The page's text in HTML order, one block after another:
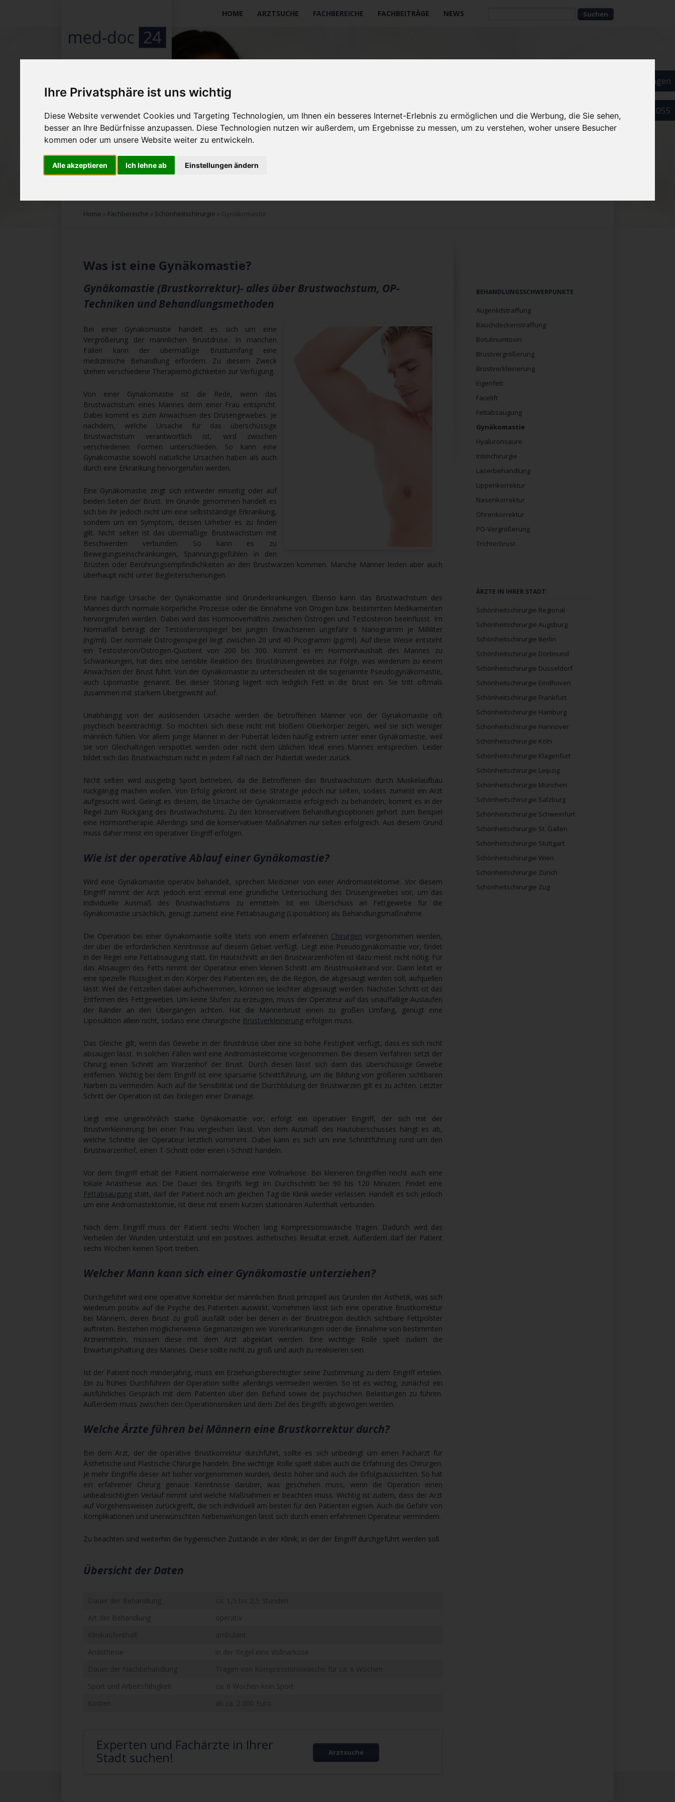
Ihre Privatsphäre ist uns wichtig
Diese Website verwendet Cookies und Targeting Technologien, um Ihnen ein besseres Internet-Erlebnis zu ermöglichen und die Werbung, die Sie sehen,
besser an Ihre Bedürfnisse anzupassen. Diese Technologien nutzen wir außerdem, um Ergebnisse zu messen, um zu verstehen, woher unsere Besucher
kommen oder um unsere Website weiter zu entwickeln.
Alle akzeptieren Ich lehne ab Einstellungen ändern
überspringen
HOME ARZTSUCHE FACHBEREICHE FACHBEITRÄGE NEWS
Home Fachbereiche Schönheitschirurgie Gynäkomastie
Was ist eine Gynäkomastie?
Gynäkomastie (Brustkorrektur)- alles über Brustwachstum, OP-
Techniken und Behandlungsmethoden
Bei einer Gynäkomastie handelt es sich um eine
Vergrößerung der männlichen Brustdrüse. In manchen
Fällen kann der übermäßige Brustumfang eine
medizinische Behandlung erfordern. Zu diesem Zweck
stehen verschiedene Therapiemöglichkeiten zur Verfügung.
Von einer Gynäkomastie ist die Rede, wenn das
Brustwachstum eines Mannes dem einer Frau entspricht.
Dabei kommt es zum Anwachsen des Drüsengewebes. Je
nachdem, welche Ursache für das überschüssige
Brustwachstum verantwortlich ist, wird zwischen
verschiedenen Formen unterschieden. So kann eine
Gynäkomastie sowohl natürliche Ursachen haben als auch
durch eine Erkrankung hervorgerufen werden.
Eine Gynäkomastie zeigt sich entweder einseitig oder auf
beiden Seiten der Brust. Im Grunde genommen handelt es
sich bei ihr jedoch nicht um eine selbstständige Erkrankung,
sondern um ein Symptom, dessen Urheber es zu finden
gilt. Nicht selten ist das übermäßige Brustwachstum mit
Beschwerden verbunden. So kann es zu
Bewegungseinschränkungen, Spannungsgefühlen in den
Brüsten oder Berührungsempfindlichkeiten an den Brustwarzen kommen. Manche Männer leiden aber auch
überhaupt nicht unter Begleiterscheinungen.
Eine häufige Ursache der Gynäkomastie sind Grunderkrankungen. Ebenso kann das Brustwachstum des
Mannes durch normale körperliche Prozesse oder die Einnahme von Drogen bzw. bestimmten Medikamenten
hervorgerufen werden. Dabei wird das Hormonverhältnis zwischen Östrogen und Testosteron beeinflusst. Im
Normalfall beträgt der Testosteronspiegel bei jungen Erwachsenen ungefähr 6 Nanogramm je Milliliter
(ng/ml). Der normale Östrogenspiegel liegt zwischen 20 und 40 Picogramm (pg/ml). Auf diese Weise entsteht
ein Testosteron/Östrogen-Quotient von 200 bis 300. Kommt es im Hormonhaushalt des Mannes zu
Schwankungen, hat dies eine sensible Reaktion des Brustdrüsengewebes zur Folge, was wiederum zu einem
Anwachsen der Brust führt. Von der Gynäkomastie zu unterscheiden ist die sogenannte Pseudogynäkomastie,
auch Lipomastie genannt. Bei dieser Störung lagert sich lediglich Fett in die Brust ein. Sie tritt oftmals
zusammen mit starkem Übergewicht auf.
Unabhängig von der auslösenden Ursache werden die betroffenen Männer von der Gynäkomastie oft
psychisch beeinträchtigt. So möchten sich diese nicht mit bloßem Oberkörper zeigen, weil sie sich weniger
männlich fühlen. Vor allem junge Männer in der Pubertät leiden häufig extrem unter einer Gynäkomastie, weil
sie von Gleichaltrigen verspottet werden oder nicht dem üblichen Ideal eines Mannes entsprechen. Leider
bildet sich das Brustwachstum nicht in jedem Fall nach der Pubertät wieder zurück.
Nicht selten wird ausgiebig Sport betrieben, da die Betroffenen das Brustwachstum durch Muskelaufbau
rückgängig machen wollen. Von Erfolg gekrönt ist diese Strategie jedoch nur selten, sodass zumeist ein Arzt
aufgesucht wird. Gelingt es diesem, die Ursache der Gynäkomastie erfolgreich zu behandeln, kommt es in der
Regel zum Rückgang des Brustwachstums. Zu den konservativen Behandlungsoptionen gehört zum Beispiel
eine Hormontherapie. Allerdings sind die konservativen Maßnahmen nur selten erfolgreich. Aus diesem Grund
muss daher meist ein operativer Eingriff erfolgen.
Wie ist der operative Ablauf einer Gynäkomastie?
Wird eine Gynäkomastie operativ behandelt, sprechen Mediziner von einer Andromastektomie. Vor diesem
Eingriff nimmt der Arzt jedoch erst einmal eine gründliche Untersuchung des Drüsengewebes vor, um das
individuelle Ausmaß des Brustwachstums zu ermitteln. Ist ein Überschuss an Fettgewebe für die
Gynäkomastie ursächlich, genügt zumeist eine Fettabsaugung (Liposuktion) als Behandlungsmaßnahme.
Die Operation bei einer Gynäkomastie sollte stets von einem erfahrenen Chirurgen vorgenommen werden,
der über die erforderlichen Kenntnisse auf diesem Gebiet verfügt. Liegt eine Pseudogynäkomastie vor, findet
in der Regel eine Fettabsaugung statt. Ein Hautschnitt an den Brustwarzenhöfen ist dazu meist nicht nötig. Für
das Absaugen des Fetts nimmt der Operateur einen kleinen Schnitt am Brustmuskelrand vor. Dann leitet er
eine spezielle Flüssigkeit in den Körper des Patienten ein, die die Region, die abgesaugt werden soll, aufquellen
lässt. Weil die Fettzellen dabei aufschwemmen, können sie leichter abgesaugt werden. Nächster Schritt ist das
Entfernen des Fettgewebes. Um keine Stufen zu erzeugen, muss der Operateur auf das unauffällige Auslaufen
der Ränder an den Übergängen achten. Hat die Männerbrust einen zu großen Umfang, genügt eine
Liposuktion allein nicht, sodass eine chirurgische Brustverkleinerung erfolgen muss.
Das Gleiche gilt, wenn das Gewebe in der Brustdrüse über eine so hohe Festigkeit verfügt, dass es sich nicht
absaugen lässt. In solchen Fällen wird eine Andromastektomie vorgenommen. Bei diesem Verfahren setzt der
Chirurg einen Schnitt am Warzenhof der Brust. Durch diesen lässt sich dann das überschüssige Gewebe
entfernen. Wichtig bei dem Eingriff ist eine sparsame Schnittführung, um die Bildung von größeren sichtbaren
Narben zu vermeiden. Auch auf die Sensibilität und die Durchblutung der Brustwarzen gilt es zu achten. Letzter
Schritt der Operation ist das Einlegen einer Drainage.
Liegt eine ungewöhnlich starke Gynäkomastie vor, erfolgt ein operativer Eingriff, der sich mit der
Brustverkleinerung bei einer Frau vergleichen lässt. Von dem Ausmaß des Hautüberschusses hängt es ab,
welche Schnitte der Operateur letztlich vornimmt. Dabei kann es sich um eine Schnittführung rund um den
Brustwarzenhof, einen T-Schnitt oder einen i-Schnitt handeln.
Vor dem Eingriff erhält der Patient normalerweise eine Vollnarkose. Bei kleineren Eingriffen reicht auch eine
lokale Anästhesie aus. Die Dauer des Eingriffs liegt im Durchschnitt bei 90 bis 120 Minuten. Findet eine
Fettabsaugung statt, darf der Patient noch am gleichen Tag die Klinik wieder verlassen. Handelt es sich jedoch
um eine Andromastektomie, ist diese mit einem kurzen stationären Aufenthalt verbunden.
Nach dem Eingriff muss der Patient sechs Wochen lang Kompressionswäsche tragen. Dadurch wird das
Verheilen der Wunden unterstützt und ein positives ästhetisches Resultat erzielt. Außerdem darf der Patient
sechs Wochen keinen Sport treiben.
Welcher Mann kann sich einer Gynäkomastie unterziehen?
Durchgeführt wird eine operative Korrektur der männlichen Brust prinzipiell aus Gründen der Ästhetik, was sich
wiederum positiv auf die Psyche des Patienten auswirkt. Vornehmen lässt sich eine operative Brustkorrektur
bei Männern, deren Brust zu groß ausfällt oder bei denen in der Brustregion deutlich sichtbare Fettpolster
auftreten. Bestehen möglicherweise Gegenanzeigen wie Vorerkrankungen oder die Einnahme von bestimmten
Arzneimitteln, müssen diese mit dem Arzt abgeklärt werden. Eine wichtige Rolle spielt zudem die
Erwartungshaltung des Mannes. Diese sollte nicht zu groß und auch zu realisieren sein.
Ist der Patient noch minderjährig, muss ein Erziehungsberechtigter seine Zustimmung zu dem Eingriff erteilen.
Ein zu frühes Durchführen der Operation sollte allerdings vermieden werden. So ist es wichtig, zunächst ein
ausführliches Gespräch mit dem Patienten über den Befund sowie die psychischen Belastungen zu führen.
Außerdem muss zwischen den Operationsrisiken und dem Ziel des Eingriffs abgewogen werden.
Welche Ärzte führen bei Männern eine Brustkorrektur durch?
Bei dem Arzt, der die operative Brustkorrektur durchführt, sollte es sich unbedingt um einen Facharzt für
Ästhetische und Plastische Chirurgie handeln. Eine wichtige Rolle spielt dabei auch die Erfahrung des Chirurgen.
Je mehr Eingriffe dieser Art bisher vorgenommen wurden, desto höher sind auch die Erfolgsaussichten. So hat
ein erfahrener Chirurg genaue Kenntnisse darüber, was geschehen muss, wenn die Operation einen
unbeabsichtigten Verlauf nimmt und welche Maßnahmen er beachten muss. Wichtig ist zudem, dass der Arzt
auf Vorgehensweisen zurückgreift, die sich individuell am besten für den Patienten eignen. Auch die Gefahr von
Komplikationen und unerwünschten Nebenwirkungen lässt sich durch einen erfahrenen Operateur vermindern.
Zu beachten sind weiterhin die hygienischen Zustände in der Klinik, in der der Eingriff durchgeführt werden soll.
Übersicht der Daten
Art der Behandlung
operativ
Anästhesie
in der Regel eine Vollnarkose
Sport und Arbeitsfähigkeit
ca. 6 Wochen kein Sport
Experten und Fachärzte in Ihrer
Stadt suchen! Arztsuche
Navigation
BEHANDLUNGSSCHWERPUNKTE
Augenlidstraffung
Bauchdeckenstraffung
Botulinumtoxin
Brustvergrößerung
Brustverkleinerung
Eigenfett
Facelift
Fettabsaugung
Gynäkomastie
Hyaluronsäure
Intimchirurgie
Laserbehandlung
Lippenkorrektur
Nasenkorrektur
Ohrenkorrektur
PO-Vergrößerung
Trichterbrust
Navigation
ÄRZTE IN IHRER STADT:
Schönheitschirurgie Regional
Schönheitschirurgie Augsburg
Schönheitschirurgie Berlin
Schönheitschirurgie Dortmund
Schönheitschirurgie Düsseldorf
Schönheitschirurgie Eindhoven
Schönheitschirurgie Frankfurt
Schönheitschirurgie Hamburg
Schönheitschirurgie Hannover
Schönheitschirurgie Köln
Schönheitschirurgie Klagenfurt
Schönheitschirurgie Leipzig
Schönheitschirurgie München
Schönheitschirurgie Salzburg
Schönheitschirurgie Schweinfurt
Schönheitschirurgie St. Gallen
Schönheitschirurgie Stuttgart
Schönheitschirurgie Wien
Schönheitschirurgie Zürich
Schönheitschirurgie Zug
Als Arzt eintragen
089 52032055